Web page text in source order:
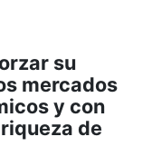
su
mercados
y con
de